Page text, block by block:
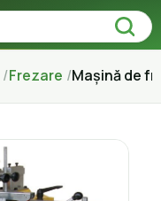
Frezare Mașină de